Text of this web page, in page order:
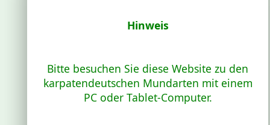
Hinweis
Bitte besuchen Sie diese Website zu den
karpatendeutschen Mundarten mit einem
PC oder Tablet-Computer.